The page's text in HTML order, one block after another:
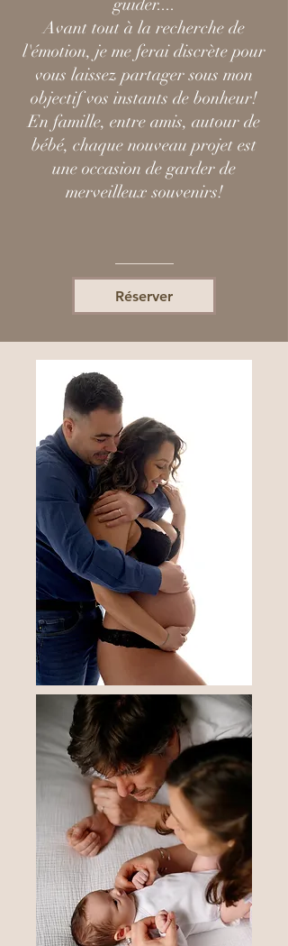
guider....
Avant tout à la recherche de
l'émotion, je me ferai discrète pour
vous laissez partager sous mon
objectif vos instants de bonheur!
En famille, entre amis, autour de
bébé, chaque nouveau projet est
une occasion de garder de
merveilleux souvenirs!
Réserver